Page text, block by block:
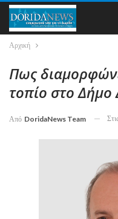
Αρχική
Πως
τοπίο στο Δήμο
Από DoridaNews Team